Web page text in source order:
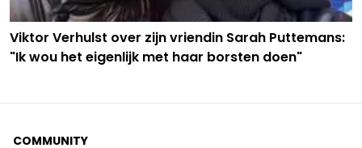
Viktor Verhulst over zijn vriendin Sarah Puttemans:
"Ik wou het eigenlijk met haar borsten doen"
COMMUNITY